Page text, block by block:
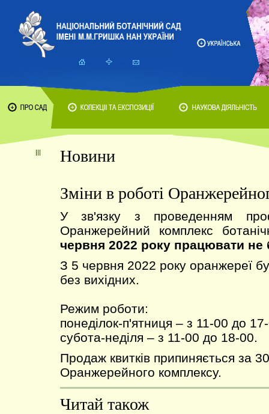
Новини
Зміни в роботі
У зв'язку з проведенням
Оранжерейний комплекс
червня 2022 року працювати не
З 5 червня 2022 року оранжереї
без вихідних.
Режим роботи:
понеділок-п'ятниця – з 11-00 до
субота-неділя – з 11-00 до 18-00.
Продаж квитків припиняється за
Оранжерейного комплексу.
Читай також